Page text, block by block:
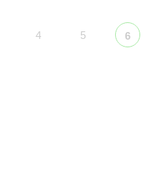
4 5 6